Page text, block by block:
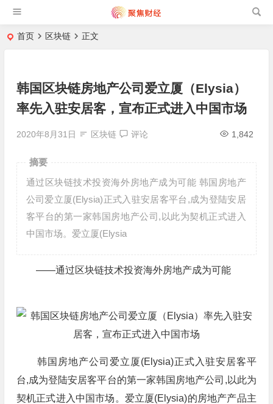
首页 区块链 正文
韩国区块链房地产公司爱立厦（Elysia）
率先入驻安居客，宣布正式进入中国市场
2020年8月31日 区块链 评论 1,842
摘要
通过区块链技术投资海外房地产成为可能 韩国房地产
公司爱立厦(Elysia)正式入驻安居客平台,成为登陆安居
客平台的第一家韩国房地产公司,以此为契机正式进入
中国市场。爱立厦(Elysia
——通过区块链技术投资海外房地产成为可能
韩国房地产公司爱立厦(Elysia)正式入驻安居客平
台,成为登陆安居客平台的第一家韩国房地产公司,以此为
契机正式进入中国市场。爱立厦(Elysia)的房地产产品主